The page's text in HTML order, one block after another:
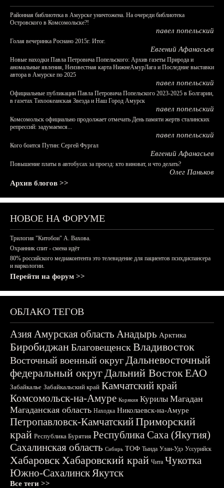
Районная библиотека в Амурске уничтожена. На очереди библиотека
Островского в Комсомольске?!
павел попельский
Голая вечеринка Роснано 2015г. Итог.
Евгений Афанасьев
Новые находки Павла Петровича Попельского: Архив газеты Природа и
аномальные явления, Неизвестная карта НижнеАмурЛага и Последние выставки
автора в Амурске по 2025
павел попельский
Официальные публикации Павла Петровича Попельского 2023-2025 в Болгарии,
в газетах Тихоокеанская Звезда и Наш Город Амурск
павел попельский
Комсомольск официально продолжает отмечать День памяти жертв сталинских
репрессий: задумаемся...
павел попельский
Кого боится Путин: Сергей Фургал
Евгений Афанасьев
Повышение платы в автобусах за проезд: кто виноват, и что делать?
Олег Паньков
Архив блогов >>
НОВОЕ НА ФОРУМЕ
Трилогия "Китобои" А. Вахова.
Охранник спит - смена идёт
80% российского медиаконтента это телевидение для пациентов психдиспансера
и наркологии.
Перейти на форум >>
ОБЛАКО ТЕГОВ
АзияАмурская область Анадырь Арктика
БиробиджанБлаговещенскВладивосток
Восточный военный округДальневосточный
федеральный округДальний ВостокЕАО
Забайкалье Забайкальский край Камчатский край
Комсомольск-на-Амуре Корякия Курилы Магадан
Магаданская область Находка Николаевск-на-Амуре
Петропавловск-КамчатскийПриморский
край Республика Бурятия Республика Саха (Якутия)
Сахалинская область Сибирь ТОФ Тында Улан-Удэ Уссурийск
ХабаровскХабаровский край Чита Чукотка
Южно-СахалинскЯкутск
Все теги >>